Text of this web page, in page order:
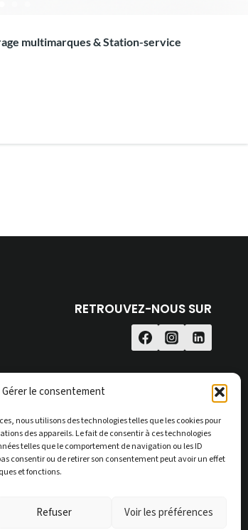
Gérer le consentement
nous utilisons des technologies telles que les cookies pour
des appareils. Le fait de consentir à ces technologies
telles que le comportement de navigation ou les ID
consentir ou de retirer son consentement peut avoir un effet
et fonctions.
Refuser Voir les préférences
multimarques & Station-service
RETROUVEZ-NOUS SUR